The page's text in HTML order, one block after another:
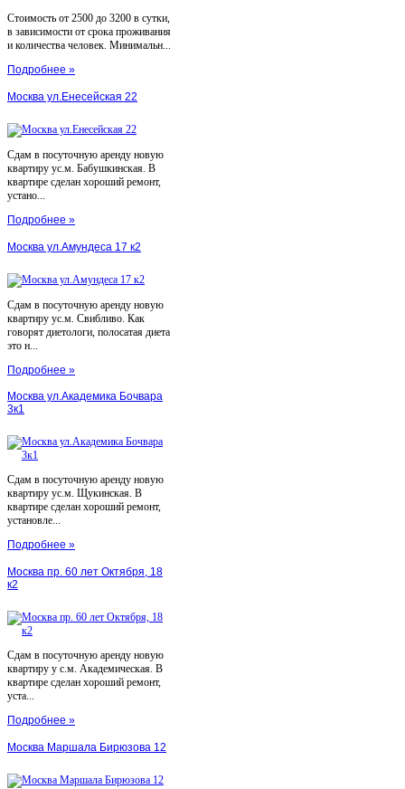
Стоимость от 2500 до 3200 в сутки,
в зависимости от срока проживания
и количества человек. Минимальн...
Подробнее »
Москва ул.Енесейская 22
Сдам в посуточную аренду новую
квартиру ус.м. Бабушкинская. В
квартире сделан хороший ремонт,
устано...
Подробнее »
Москва ул.Амундеса 17 к2
Сдам в посуточную аренду новую
квартиру ус.м. Свибливо. Как
говорят диетологи, полосатая диета
это н...
Подробнее »
Москва ул.Академика Бочвара
3к1
Сдам в посуточную аренду новую
квартиру ус.м. Щукинская. В
квартире сделан хороший ремонт,
установле...
Подробнее »
Москва пр. 60 лет Октября, 18
к2
Сдам в посуточную аренду новую
квартиру у с.м. Академическая. В
квартире сделан хороший ремонт,
уста...
Подробнее »
Москва Маршала Бирюзова 12